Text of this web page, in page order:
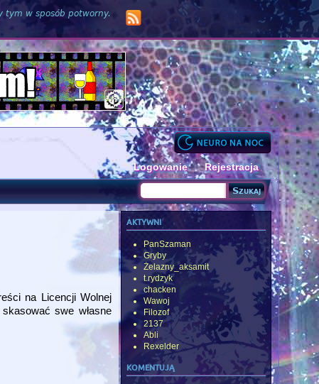
tym w sposób potworny.
Logowanie Rejestracja
Formularz wyszukiwania
na Licencji Wolnej
swe własne
aktywni
PanSzaman
Gryby
Żelazny_aksamit
t.rydzyk
chacken
Wawoj
Filozof
2137
Abli
Rexelder
komentują